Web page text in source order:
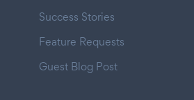
Success Stories
Feature Requests
Guest Blog Post